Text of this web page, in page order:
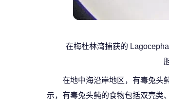
在梅杜林湾捕获的
在地中海沿岸地区，有毒兔头
示，有毒兔头鲀的食物包括双壳类